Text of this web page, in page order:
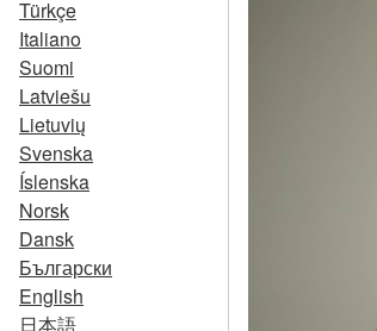
Türkçe
Italiano
Suomi
Latviešu
Lietuvių
Svenska
Íslenska
Norsk
Dansk
Български
English
日本語